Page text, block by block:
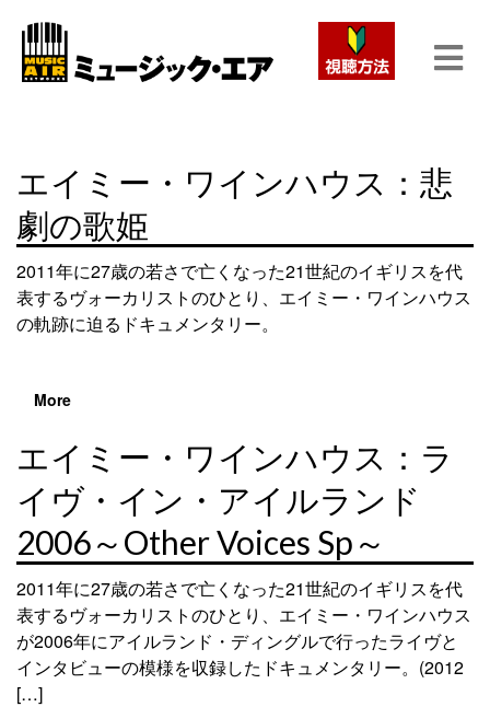
エイミー・ワインハウス：悲
劇の歌姫
2011年に27歳の若さで亡くなった21世紀のイギリスを代
表するヴォーカリストのひとり、エイミー・ワインハウス
の軌跡に迫るドキュメンタリー。
More
エイミー・ワインハウス：ラ
イヴ・イン・アイルランド
2006～Other Voices Sp～
2011年に27歳の若さで亡くなった21世紀のイギリスを代
表するヴォーカリストのひとり、エイミー・ワインハウス
が2006年にアイルランド・ディングルで行ったライヴと
インタビューの模様を収録したドキュメンタリー。(2012
[…]